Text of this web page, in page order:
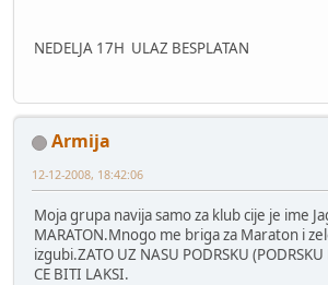
NEDELJA 17H ULAZ BESPLATAN
Armija
12-12-2008, 18:42:06
Moja grupa navija samo za klub cije je ime
MARATON.Mnogo me briga za Maraton i
izgubi.ZATO UZ NASU PODRSKU (PODRSKU
CE BITI LAKSI.